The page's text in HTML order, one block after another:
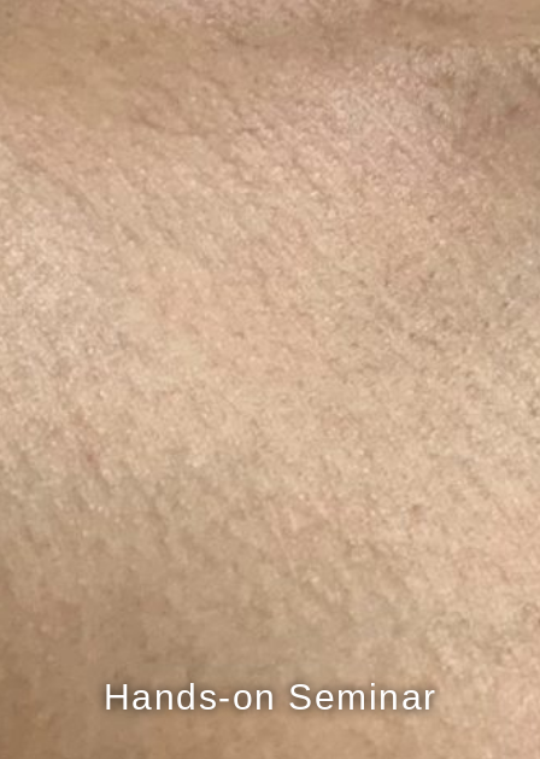
Hands-on Seminar